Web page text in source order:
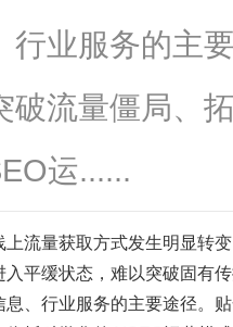
行业服务的主
破流量僵局、
运......
流量获取方式发生明显转
平缓状态，难以突破固有
、行业服务的主要途径。